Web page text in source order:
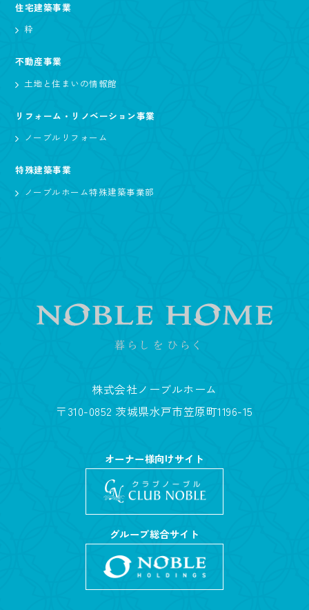
住宅建築事業
粋
不動産事業
土地と住まいの情報館
リフォーム・リノベーション事業
ノーブルリフォーム
特殊建築事業
ノーブルホーム特殊建築事業部
株式会社ノーブルホーム
〒310-0852 茨城県水戸市笠原町1196-15
オーナー様向けサイト
グループ総合サイト